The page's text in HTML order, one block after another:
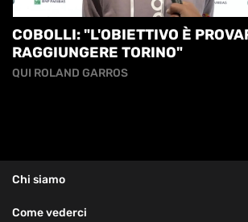
COBOLLI: "L'OBIETTIVO È
RAGGIUNGERE TORINO"
QUI ROLAND GARROS
Chi siamo
Come vederci